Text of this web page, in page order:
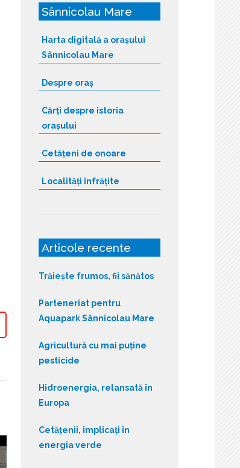
Sânnicolau Mare
Harta digitală a orașului
Sânnicolau Mare
Despre oraș
Cărți despre istoria
orașului
Cetățeni de onoare
Localități înfrățite
Articole recente
Trăiește frumos, fii sănătos
Parteneriat pentru
Aquapark Sânnicolau Mare
Agricultură cu mai puține
pesticide
Hidroenergia, relansată în
Europa
Cetățenii, implicați în
energia verde